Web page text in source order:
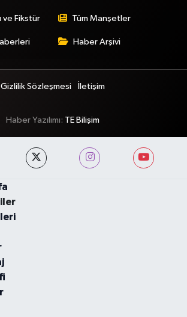
ve Fikstür Tüm Manşetler
Haber Arşivi
Gizlilik Sözleşmesi İletişim
Haber Yazılımı: TE Bilişim